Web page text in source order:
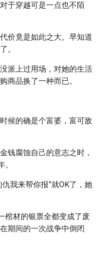
于穿越可是一点也不陌
价竟是如此之大。早知道
。
派上过用场，对她的生活
商品换了一种而已。
候的确是个富婆，富可敌
钱腐蚀自己的意志之时，
我来帮你报”就OK了，她
棺材的银票全都变成了废
期间的一次战争中倒闭